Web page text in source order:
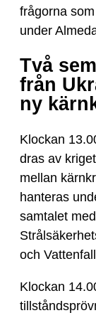
frågorna
under
Två
från
ny
Klockan
dras av
mellan
hanteras
samtalet
och
Klockan